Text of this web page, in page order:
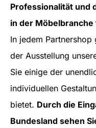
Professionalität und
in der
In jedem
der Ausstellung
Sie einige der
individuellen
bietet. Durch die
Bundesland sehen